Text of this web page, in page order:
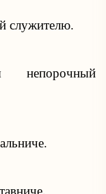
служителю.
непорочный